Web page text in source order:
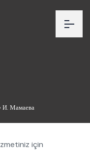
И. Мамаева
için